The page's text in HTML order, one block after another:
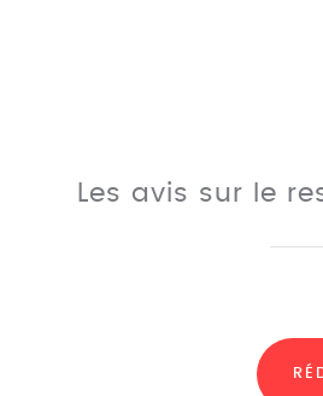
Les avis sur le